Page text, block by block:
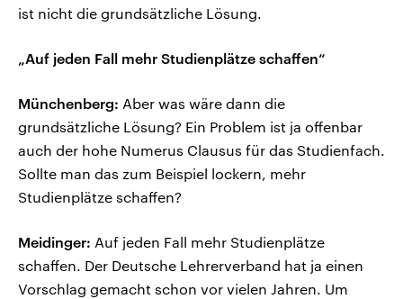
ist nicht die grundsätzliche Lösung.
„Auf jeden Fall mehr Studienplätze schaffen“
Münchenberg: Aber was wäre dann die
grundsätzliche Lösung? Ein Problem ist ja offenbar
auch der hohe Numerus Clausus für das Studienfach.
Sollte man das zum Beispiel lockern, mehr
Studienplätze schaffen?
Meidinger: Auf jeden Fall mehr Studienplätze
schaffen. Der Deutsche Lehrerverband hat ja einen
Vorschlag gemacht schon vor vielen Jahren. Um